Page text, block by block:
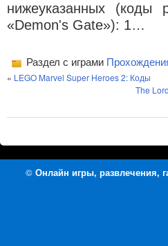
нижеуказанных (коды
«Demon's Gate»): 1…
Раздел с играми
« LEGO Marvel Super Heroes 2: Коды
The
© Онлайн игры, развлечения,